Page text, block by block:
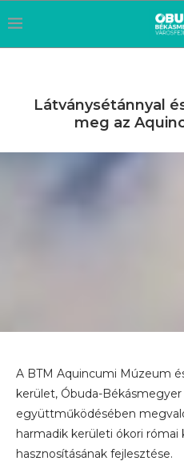
Látványsétánnyal
meg az
A BTM Aquincumi Múzeum
kerület, Óbuda-
együttműködésében
harmadik kerületi ókori római
hasznosításának fejlesztése.